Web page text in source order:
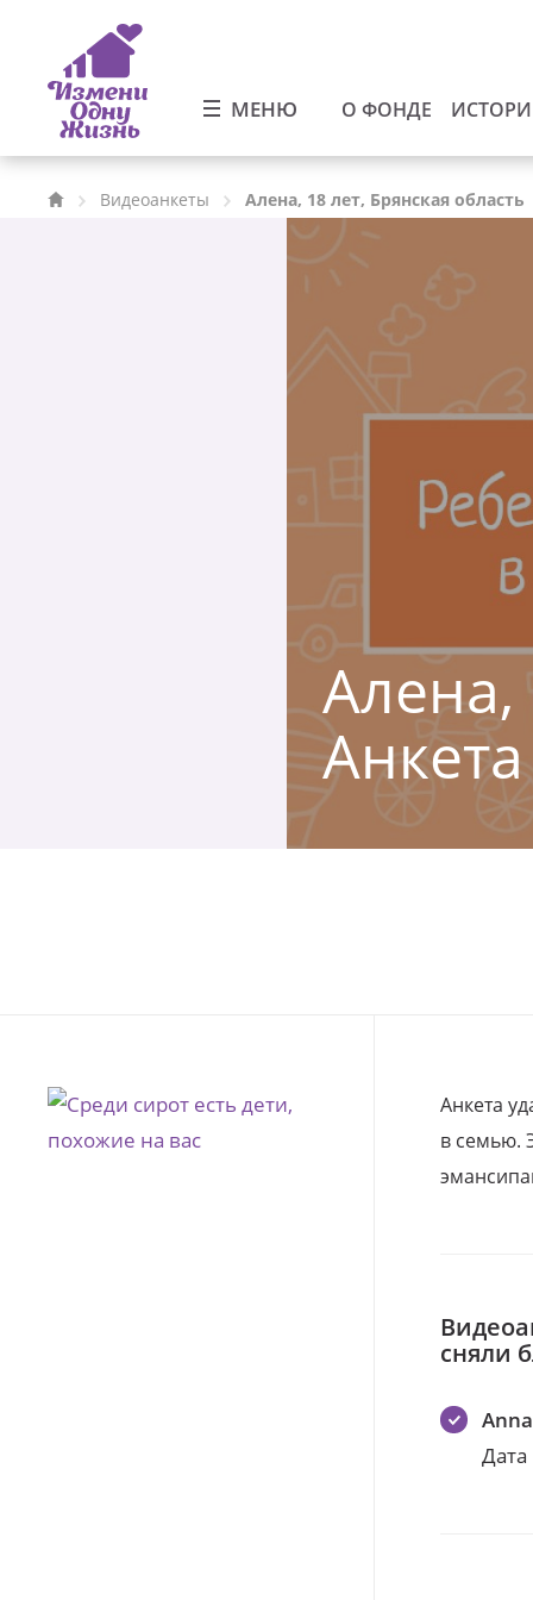
МЕНЮ О ФОНДЕ
Видеоанкеты Алена, 18 лет, Брянская область
Алена,
Анкета
в семью.
сняли